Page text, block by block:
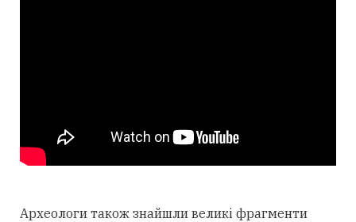
Археологи також знайшли великі фрагменти